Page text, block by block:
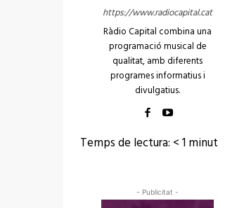
https://www.radiocapital.cat
Ràdio Capital combina una
programació musical de
qualitat, amb diferents
programes informatius i
divulgatius.
Temps de lectura: < 1minut
- Publicitat -